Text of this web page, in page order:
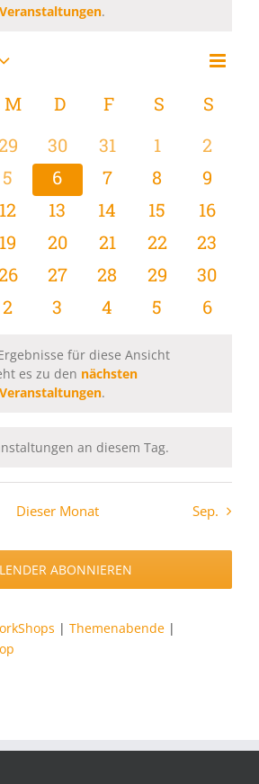
.
Monat
MMITTWOCH
D DONNERSTAG
F FREITAG
S SAMSTAG
S
Veranstaltungen
0
Veranstaltungen
30
0
Veranstaltungen
31
0
1
0
2
0
Veranstaltungen
5
0
Veranstaltungen
6
0
Veranstaltungen
7
0
8
0
9
0
Veranstaltungen
12
0
Veranstaltungen
13
0
Veranstaltungen
14
0
15
0
16
0
19
0
Veranstaltungen
20
0
Veranstaltungen
21
0
22
0
23
Veranstaltungen
0
Veranstaltungen
27
0
Veranstaltungen
28
0
29
0
30
0
2
0
3
0
4
0
5
0
6
für diese Ansicht
es zu den nächsten
.
an diesem Tag.
Dieser Monat Sep.
ABONNIEREN
| Themenabende |